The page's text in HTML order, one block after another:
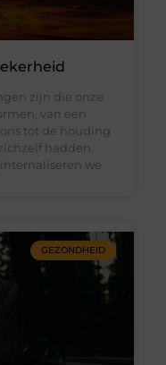
zijn die onze
van een
tot de houding
hadden.
we
GEZONDHEID